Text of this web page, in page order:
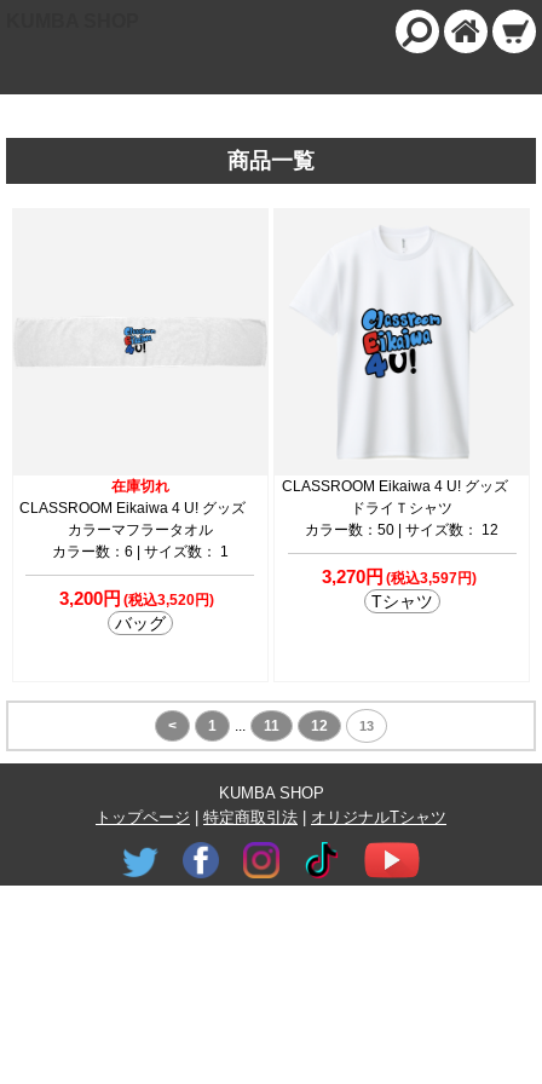
商品一覧
在庫切れ
CLASSROOM Eikaiwa 4 U! グッズ
カラーマフラータオル
カラー数：6 | サイズ数： 1
3,200円 (税込3,520円)
バッグ
CLASSROOM Eikaiwa 4 U! グッズ
ドライＴシャツ
カラー数：50 | サイズ数： 12
3,270円 (税込3,597円)
Tシャツ
< 1 ... 11 12 13
KUMBA SHOP
トップページ
特定商取引法 オリジナルTシャツ